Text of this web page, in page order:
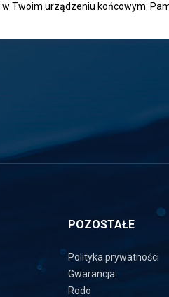
POZOSTAŁE
Polityka prywatności
Gwarancja
Rodo
Twoim urządzeniu końcowym.